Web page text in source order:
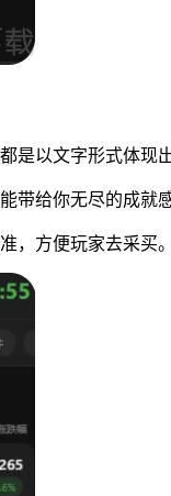
是以文字形式体现
带给你无尽的成就感
，方便玩家去采买。